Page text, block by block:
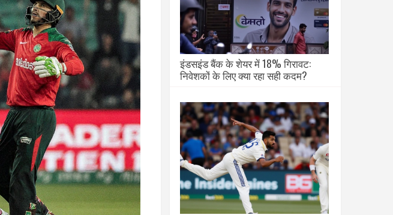
इंडसइंड बैंक के शेयर में 18% गिरावट:
निवेशकों के लिए क्या रहा सही कदम?